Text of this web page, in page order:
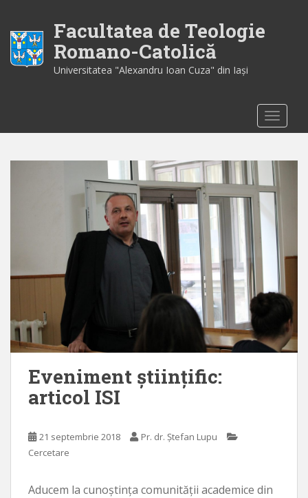
i
Facultatea de Teologie
Romano-Catolică
Universitatea "Alexandru Ioan Cuza" din Iaşi
Eveniment științific:
articol ISI
21 septembrie 2018
Pr. dr. Ștefan Lupu
Cercetare
Aducem la cunoștința comunității academice din